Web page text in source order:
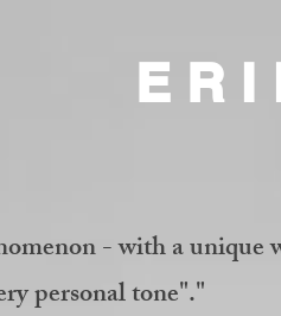
- with a unique
personal tone"."